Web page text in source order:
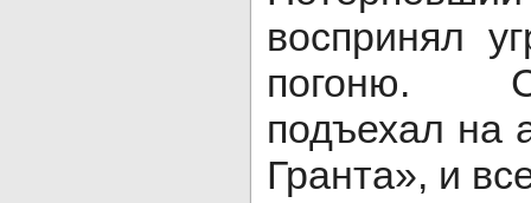
воспринял
погоню.
подъехал на
Гранта», и